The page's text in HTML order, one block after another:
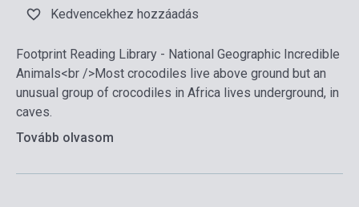
Kedvencekhez hozzáadás
Footprint Reading Library - National Geographic Incredible
Animals<br />Most crocodiles live above ground but an
unusual group of crocodiles in Africa lives underground, in
caves.
Tovább olvasom